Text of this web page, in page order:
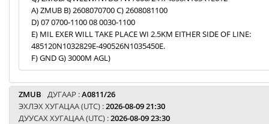
A) ZMUB B) 2608070700 C) 2608081100
D) 07 0700-1100 08 0030-1100
E) MIL EXER WILL TAKE PLACE WI 2.5KM EITHER SIDE OF LINE:
485120N1032829E-490526N1035450E.
F) GND G) 3000M AGL)
ZMUB ДУГААР :A0811/26
ЭХЛЭХ ХУГАЦАА (UTC) :2026-08-09 21:30
ДУУСАХ ХУГАЦАА (UTC) :2026-08-09 23:30